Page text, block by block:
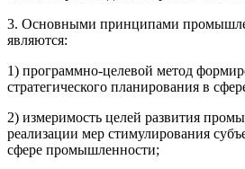
3. Основными принципами
являются:
1) программно-целевой метод
стратегического планирования в
2) измеримость целей развития
реализации мер стимулирования
сфере промышленности;